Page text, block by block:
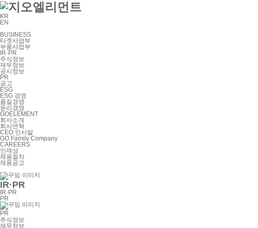
KR
EN
BUSINESS
타겟사업부
부품사업부
IR·PR
주식정보
재무정보
공시정보
PR
공고
ESG
ESG 경영
품질경영
윤리경영
GOELEMENT
회사소개
회사연혁
CEO 인사말
GO Family Company
CAREERS
인재상
채용절차
채용공고
IR·PR
IR·PR
PR
PR
주식정보
재무정보